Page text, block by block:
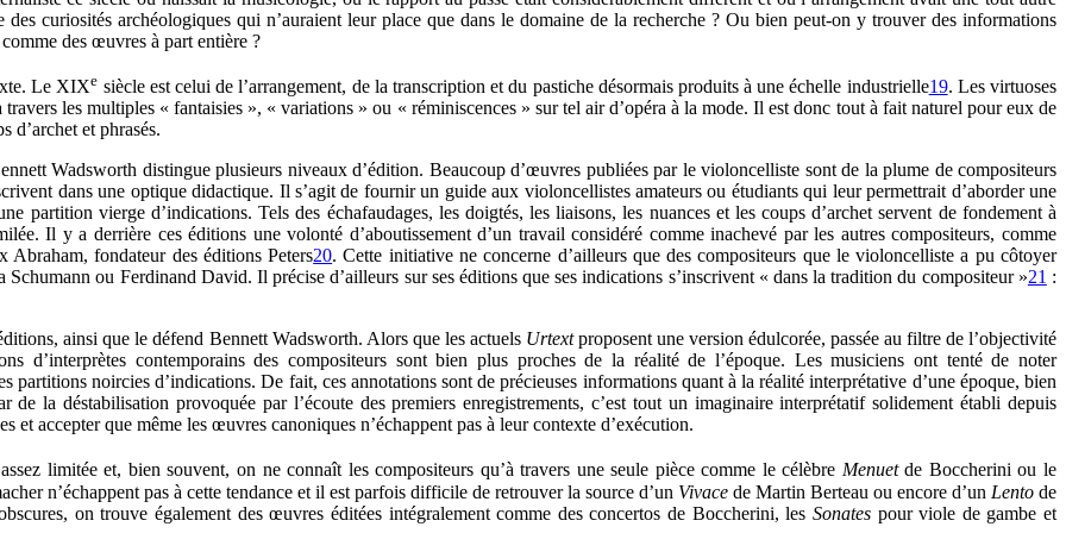
curiosités archéologiques qui n’auraient leur place que dans le domaine de la recherche ? Ou bien peut-on y trouver des informations
des œuvres à part entière ?
Le XIXe siècle est celui de l’arrangement, de la transcription et du pastiche désormais produits à une échelle industrielle19. Les virtuoses
les multiples « fantaisies », « variations » ou « réminiscences » sur tel air d’opéra à la mode. Il est donc tout à fait naturel pour eux de
d’archet et phrasés.
Wadsworth distingue plusieurs niveaux d’édition. Beaucoup d’œuvres publiées par le violoncelliste sont de la plume de compositeurs
dans une optique didactique. Il s’agit de fournir un guide aux violoncellistes amateurs ou étudiants qui leur permettrait d’aborder une
partition vierge d’indications. Tels des échafaudages, les doigtés, les liaisons, les nuances et les coups d’archet servent de fondement à
Il y a derrière ces éditions une volonté d’aboutissement d’un travail considéré comme inachevé par les autres compositeurs, comme
Abraham, fondateur des éditions Peters20. Cette initiative ne concerne d’ailleurs que des compositeurs que le violoncelliste a pu côtoyer
ou Ferdinand David. Il précise d’ailleurs sur ses éditions que ses indications s’inscrivent « dans la tradition du compositeur »21 :
ainsi que le défend Bennett Wadsworth. Alors que les actuels Urtextproposent une version édulcorée, passée au filtre de l’objectivité
d’interprètes contemporains des compositeurs sont bien plus proches de la réalité de l’époque. Les musiciens ont tenté de noter
partitions noircies d’indications. De fait, ces annotations sont de précieuses informations quant à la réalité interprétative d’une époque, bien
de la déstabilisation provoquée par l’écoute des premiers enregistrements, c’est tout un imaginaire interprétatif solidement établi depuis
et accepter que même les œuvres canoniques n’échappent pas à leur contexte d’exécution.
limitée et, bien souvent, on ne connaît les compositeurs qu’à travers une seule pièce comme le célèbre Menuetde Boccherini ou le
n’échappent pas à cette tendance et il est parfois difficile de retrouver la source d’un Vivace de Martin Berteau ou encore d’un Lento de
on trouve également des œuvres éditées intégralement comme des concertos de Boccherini, les Sonatespour viole de gambe et